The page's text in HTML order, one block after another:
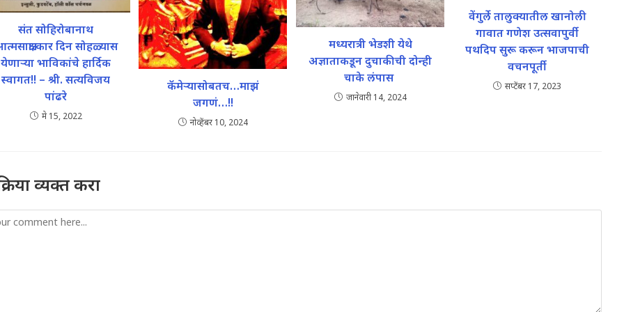
संत सोहिरोबानाथ
दिन सोहळ्यास
येणाऱ्या भाविकांचे हार्दिक
स्वागत!! – श्री. सत्यविजय
पांढरे
मे 15, 2022
कॅमेर्‍यासोबतच…माझं
जगणं…!!
नोव्हेंबर 10, 2024
मध्यरात्री भेडशी येथे
अज्ञाताकडून दुचाकीची दोन्ही
चाके लंपास
जानेवारी 14, 2024
वेंगुर्ले तालुक्यातील खानोली
गावात गणेश उत्सवापुर्वी
पथदिप सुरू करून भाजपाची
वचनपूर्ती
सप्टेंबर 17, 2023
व्यक्त करा